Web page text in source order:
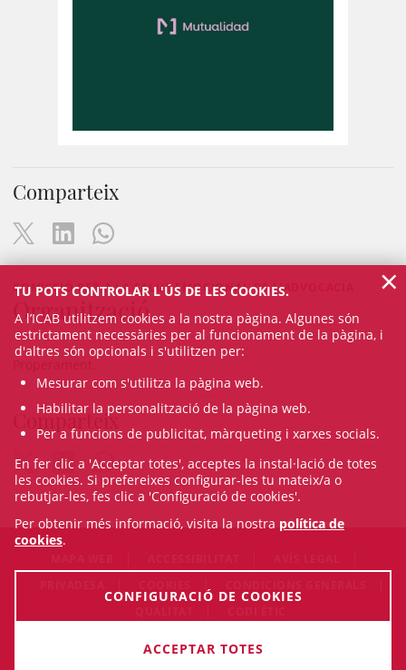
Comparteix
COMISSIÓ PER A LA SALUT EMOCIONAL DE L’ADVOCACIA
Organització
Comparteix
© Thu Aug 06 23:57:52 CEST 2026 Il·lustre Col·legi de
TU POTS CONTROLAR L'ÚS DE LES COOKIES.
A l’ICAB utilitzem cookies a la nostra pàgina. Algunes són
estrictament necessàries per al funcionament de la pàgina, i
d'altres són opcionals i s'utilitzen per:
Mesurar com s'utilitza la pàgina web.
Habilitar la personalització de la pàgina web.
Per a funcions de publicitat, màrqueting i xarxes socials.
En fer clic a 'Acceptar totes', acceptes la instal·lació de totes
les cookies. Si prefereixes configurar-les tu mateix/a o
rebutjar-les, fes clic a 'Configuració de cookies'.
Per obtenir més informació, visita la nostra política de
cookies.
CONFIGURACIÓ DE COOKIES
ACCEPTAR TOTES
×